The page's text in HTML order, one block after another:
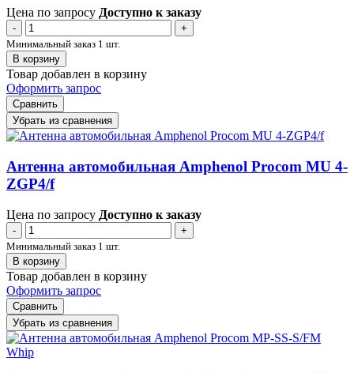
Цена по запросу Доступно к заказу
-
+
Минимальный заказ 1 шт.
В корзину
Товар добавлен в корзину
Оформить запрос
Сравнить
Убрать из сравнения
Антенна автомобильная Amphenol Procom MU 4-
ZGP4/f
Цена по запросу Доступно к заказу
-
+
Минимальный заказ 1 шт.
В корзину
Товар добавлен в корзину
Оформить запрос
Сравнить
Убрать из сравнения